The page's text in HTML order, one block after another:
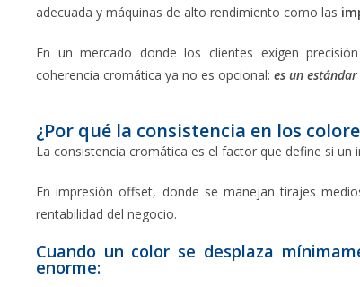
adecuada y máquinas de alto rendimiento como las
En un mercado donde los clientes exigen
coherencia cromática ya no es opcional: es un
¿Por qué la consistencia en los
La consistencia cromática es el factor que define si
En impresión offset, donde se manejan tirajes
rentabilidad del negocio.
Cuando un color se desplaza
enorme: